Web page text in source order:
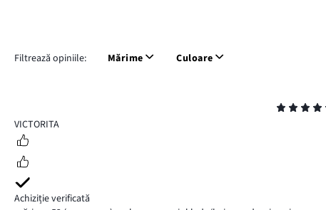
Filtrează opiniile: Mărime Culoare
5
VICTORITA
Achiziție verificată